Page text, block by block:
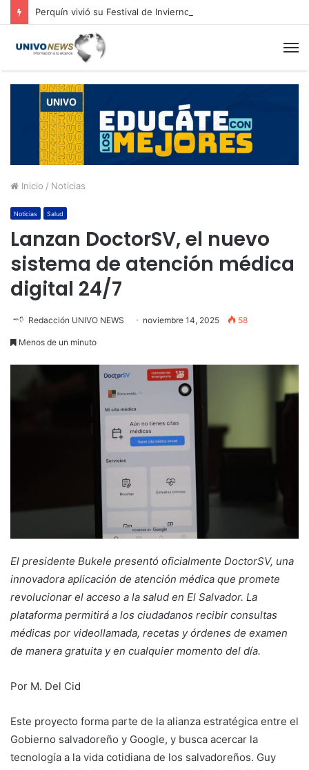
Perquín vivió su Festival de Invierno
Inicio / Noticias
Noticias Salud
Lanzan DoctorSV, el nuevo
sistema de atención médica
digital 24/7
Redacción UNIVO NEWS noviembre 14, 2025 58
Menos de un minuto
El presidente Bukele presentó oficialmente DoctorSV, una
innovadora aplicación de atención médica que promete
revolucionar el acceso a la salud en El Salvador. La
plataforma permitirá a los ciudadanos recibir consultas
médicas por videollamada, recetas y órdenes de examen
de manera gratuita y en cualquier momento del día.
Por M. Del Cid
Este proyecto forma parte de la alianza estratégica entre el
Gobierno salvadoreño y Google, y busca acercar la
tecnología a la vida cotidiana de los salvadoreños. Guy